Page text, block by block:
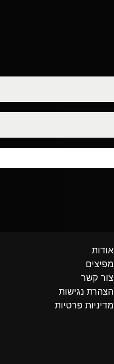
אודות
מפיצים
צור קשר
הצהרת נגישות
מדיניות פרטיות